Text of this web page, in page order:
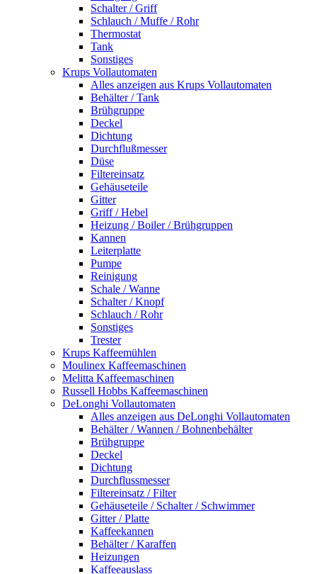
Schalter / Griff
Schlauch / Muffe / Rohr
Thermostat
Tank
Sonstiges
Krups Vollautomaten
Alles anzeigen aus Krups Vollautomaten
Behälter / Tank
Brühgruppe
Deckel
Dichtung
Durchflußmesser
Düse
Filtereinsatz
Gehäuseteile
Gitter
Griff / Hebel
Heizung / Boiler / Brühgruppen
Kannen
Leiterplatte
Pumpe
Reinigung
Schale / Wanne
Schalter / Knopf
Schlauch / Rohr
Sonstiges
Trester
Krups Kaffeemühlen
Moulinex Kaffeemaschinen
Melitta Kaffeemaschinen
Russell Hobbs Kaffeemaschinen
DeLonghi Vollautomaten
Alles anzeigen aus DeLonghi Vollautomaten
Behälter / Wannen / Bohnenbehälter
Brühgruppe
Deckel
Dichtung
Durchflussmesser
Filtereinsatz / Filter
Gehäuseteile / Schalter / Schwimmer
Gitter / Platte
Kaffeekannen
Behälter / Karaffen
Heizungen
Kaffeeauslass